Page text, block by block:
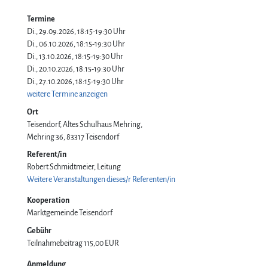
Termine
Di., 29.09.2026, 18:15-19:30 Uhr
Di., 06.10.2026, 18:15-19:30 Uhr
Di., 13.10.2026, 18:15-19:30 Uhr
Di., 20.10.2026, 18:15-19:30 Uhr
Di., 27.10.2026, 18:15-19:30 Uhr
weitere Termine anzeigen
Ort
Teisendorf, Altes Schulhaus Mehring
Mehring 36 83317Teisendorf
Referent/in
Robert Schmidtmeier, Leitung
Weitere Veranstaltungen dieses/r Referenten/in
Kooperation
Marktgemeinde Teisendorf
Gebühr
Teilnahmebeitrag115,00 EUR
Anmeldung